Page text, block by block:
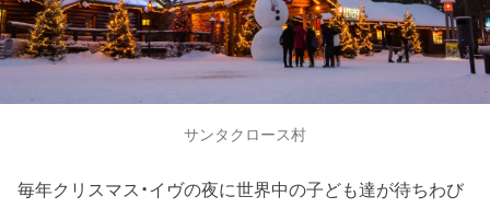
サンタクロース村
毎年クリスマス・イヴの夜に世界中の子ども達が待ちわび